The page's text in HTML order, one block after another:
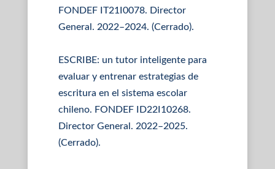
FONDEF IT21I0078. Director
General. 2022–2024. (Cerrado).
ESCRIBE: un tutor inteligente para
evaluar y entrenar estrategias de
escritura en el sistema escolar
chileno. FONDEF ID22I10268.
Director General. 2022–2025.
(Cerrado).